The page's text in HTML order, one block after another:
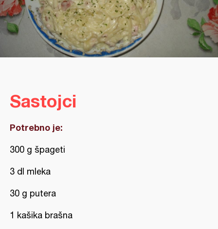
Sastojci
Potrebno je:
300 g špageti
3 dl mleka
30 g putera
1 kašika brašna